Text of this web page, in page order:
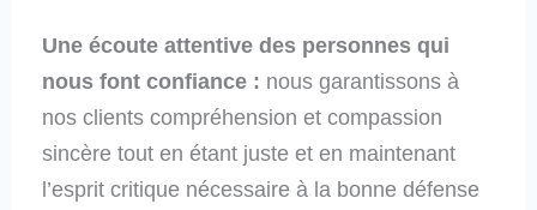
Une écoute attentive des personnes qui
nous font confiance : nous garantissons à
nos clients compréhension et compassion
sincère tout en étant juste et en maintenant
l’esprit critique nécessaire à la bonne défense